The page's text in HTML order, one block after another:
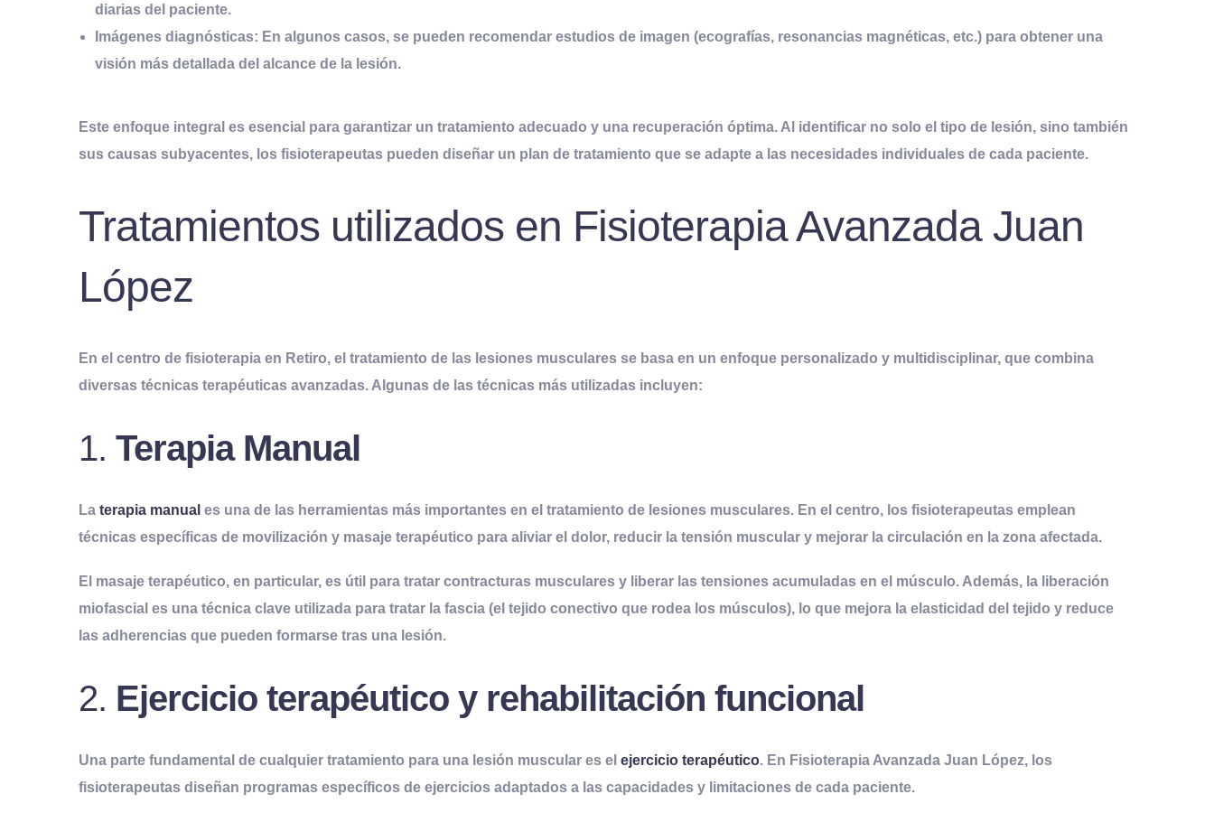
diarias del paciente.
Imágenes diagnósticas: En algunos casos, se pueden recomendar estudios de imagen (ecografías, resonancias magnéticas, etc.) para obtener una
visión más detallada del alcance de la lesión.
Este enfoque integral es esencial para garantizar un tratamiento adecuado y una recuperación óptima. Al identificar no solo el tipo de lesión, sino también
sus causas subyacentes, los fisioterapeutas pueden diseñar un plan de tratamiento que se adapte a las necesidades individuales de cada paciente.
Tratamientos utilizados en Fisioterapia Avanzada Juan
López
En el centro de fisioterapia en Retiro, el tratamiento de las lesiones musculares se basa en un enfoque personalizado y multidisciplinar, que combina
diversas técnicas terapéuticas avanzadas. Algunas de las técnicas más utilizadas incluyen:
1. Terapia Manual
La terapia manual es una de las herramientas más importantes en el tratamiento de lesiones musculares. En el centro, los fisioterapeutas emplean
técnicas específicas de movilización y masaje terapéutico para aliviar el dolor, reducir la tensión muscular y mejorar la circulación en la zona afectada.
El masaje terapéutico, en particular, es útil para tratar contracturas musculares y liberar las tensiones acumuladas en el músculo. Además, la liberación
miofascial es una técnica clave utilizada para tratar la fascia (el tejido conectivo que rodea los músculos), lo que mejora la elasticidad del tejido y reduce
las adherencias que pueden formarse tras una lesión.
2. Ejercicio terapéutico y rehabilitación funcional
Una parte fundamental de cualquier tratamiento para una lesión muscular es el ejercicio terapéutico. En Fisioterapia Avanzada Juan López, los
fisioterapeutas diseñan programas específicos de ejercicios adaptados a las capacidades y limitaciones de cada paciente.